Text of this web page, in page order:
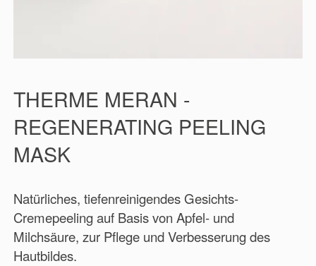
THERME MERAN -
REGENERATING PEELING
MASK
Natürliches, tiefenreinigendes Gesichts-
Cremepeeling auf Basis von Apfel- und
Milchsäure, zur Pflege und Verbesserung des
Hautbildes.